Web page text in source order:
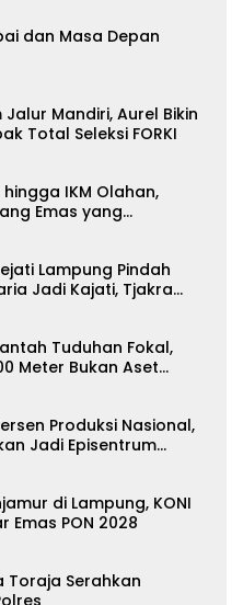
dan Masa Depan
Mandiri, Aurel Bikin
Total Seleksi FORKI
IKM Olahan,
Emas yang
Lampung Pindah
Jadi Kajati, Tjakra
Tuduhan Fokal,
Meter Bukan Aset
Produksi Nasional,
Jadi Episentrum
di Lampung, KONI
Emas PON 2028
Toraja Serahkan